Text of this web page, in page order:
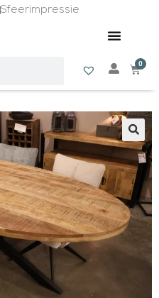
Sfeerimpressie
0